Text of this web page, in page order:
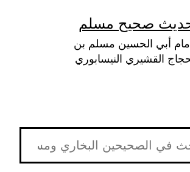
صحيح مسلم
أبي الحسين مسلم بن
القشيري النيسابوري